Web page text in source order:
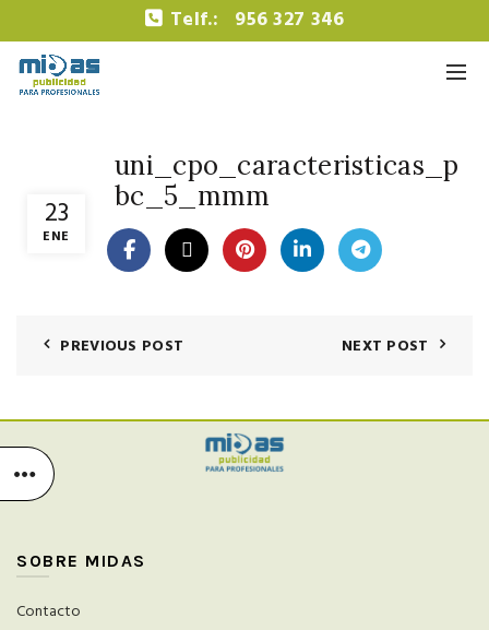
Telf.: 956 327 346
23
ENE
uni_cpo_caracteristicas_p
bc_5_mmm
PREVIOUS POST NEXT POST
SOBRE MIDAS
Contacto